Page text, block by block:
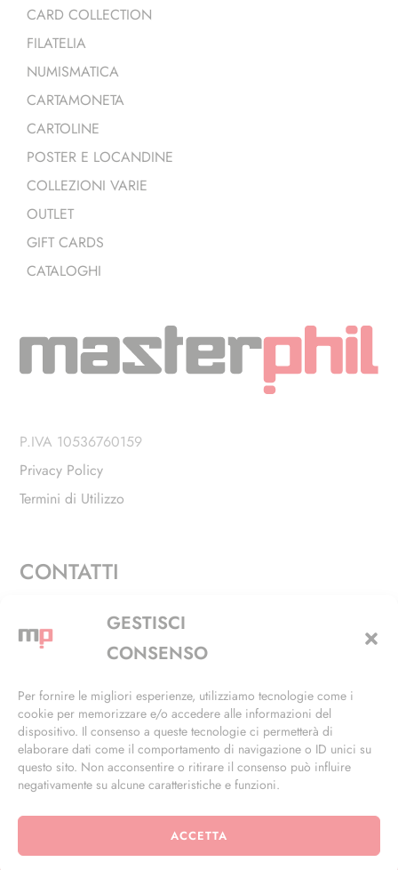
GESTISCI
CONSENSO
Per fornire le migliori esperienze, utilizziamo tecnologie come i
cookie per memorizzare e/o accedere alle informazioni del
dispositivo. Il consenso a queste tecnologie ci permetterà di
elaborare dati come il comportamento di navigazione o ID unici su
questo sito. Non acconsentire o ritirare il consenso può influire
negativamente su alcune caratteristiche e funzioni.
ACCETTA
CARD COLLECTION
FILATELIA
NUMISMATICA
CARTAMONETA
CARTOLINE
POSTER E LOCANDINE
COLLEZIONI VARIE
OUTLET
GIFT CARDS
CATALOGHI
P.IVA 10536760159
Privacy Policy
Termini di Utilizzo
CONTATTI
Via Alfieri, 27 - Trezzano Sul Naviglio (MI)
+39 02 4846 3155
info@masterphil.it